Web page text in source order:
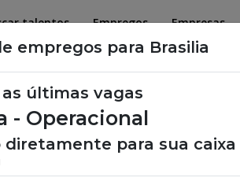
talentos Empregos Empresas
oportunidades
empregos para Brasilia
as últimas vagas
- Operacional
diretamente para sua caixa